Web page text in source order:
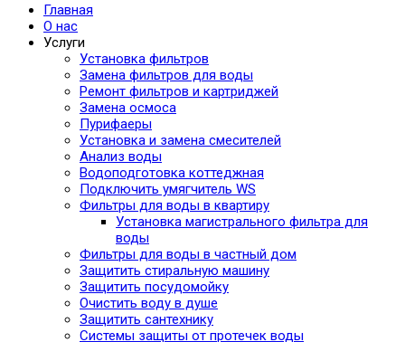
Главная
О нас
Услуги
Установка фильтров
Замена фильтров для воды
Ремонт фильтров и картриджей
Замена осмоса
Пурифаеры
Установка и замена смесителей
Анализ воды
Водоподготовка коттеджная
Подключить умягчитель WS
Фильтры для воды в квартиру
Установка магистрального фильтра для
воды
Фильтры для воды в частный дом
Защитить стиральную машину
Защитить посудомойку
Очистить воду в душе
Защитить сантехнику
Системы защиты от протечек воды